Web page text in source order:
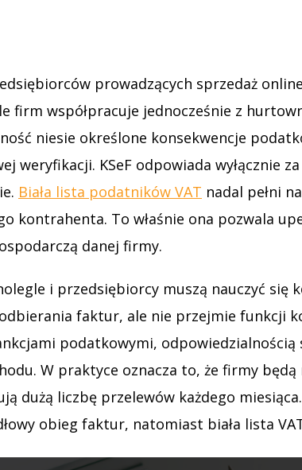
prowadzących sprzedaż
firm współpracuje jednocześnie z
niesie określone konsekwencje
weryfikacji. KSeF odpowiada wyłącznie
Biała lista podatników VAT nadal pełni
kontrahenta. To właśnie ona pozwala
danej firmy.
i przedsiębiorcy muszą nauczyć się
faktur, ale nie przejmie funkcji
podatkowymi,
W praktyce oznacza to, że firmy
dużą liczbę przelewów każdego
obieg faktur, natomiast biała lista